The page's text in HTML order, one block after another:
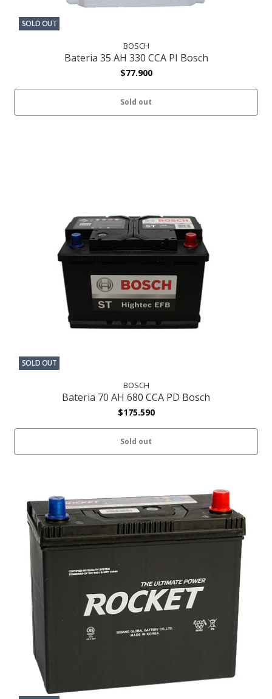
SOLD OUT
BOSCH
Bateria 35 AH 330 CCA PI Bosch
$77.900
Sold out
SOLD OUT
BOSCH
Bateria 70 AH 680 CCA PD Bosch
$175.590
Sold out